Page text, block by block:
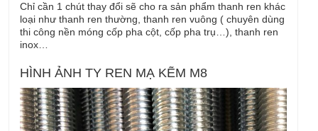
Chỉ cần 1 chút thay đổi sẽ cho ra sản phẩm thanh ren khác
loại như thanh ren thường, thanh ren vuông ( chuyên dùng
thi công nền móng cốp pha cột, cốp pha trụ…), thanh ren
inox…
HÌNH ẢNH TY REN MẠ KẼM M8